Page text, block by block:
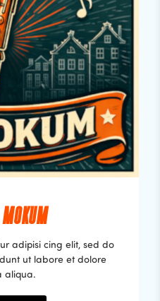
adipisi cing elit, sed do
ut labore et dolore
aliqua.